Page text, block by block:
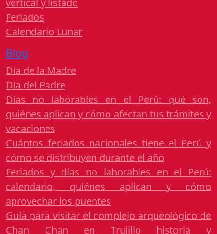
vertical y listado
Feriados
Calendario Lunar
Blog
Día de la Madre
Día del Padre
Días no laborables en el Perú: qué son,
quiénes aplican y cómo afectan tus trámites y
vacaciones
Cuántos feriados nacionales tiene el Perú y
cómo se distribuyen durante el año
Feriados y días no laborables en el Perú:
calendario, quiénes aplican y cómo
aprovechar los puentes
Guía para visitar el complejo arqueológico de
Chan Chan en Trujillo historia y